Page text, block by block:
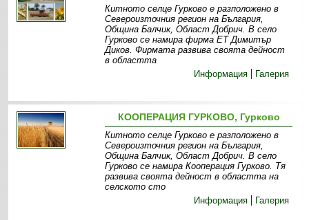
Китното селце Гурково е разположено в
Североизточния регион на България,
Община Балчик, Област Добрич. В село
Гурково се намира фирма ЕТ Димитър
Диков. Фирмата развива своята дейност
в областта
Информация
Галерия
КООПЕРАЦИЯ ГУРКОВО, Гурково
Китното селце Гурково е разположено в
Североизточния регион на България,
Община Балчик, Област Добрич. В село
Гурково се намира Кооперация Гурково. Тя
развива своята дейност в областта на
селското сто
Информация
Галерия